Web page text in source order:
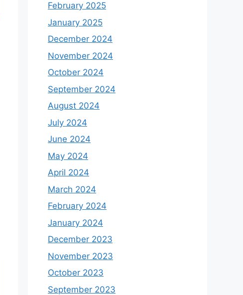
February 2025
January 2025
December 2024
November 2024
October 2024
September 2024
August 2024
July 2024
June 2024
May 2024
April 2024
March 2024
February 2024
January 2024
December 2023
November 2023
October 2023
September 2023